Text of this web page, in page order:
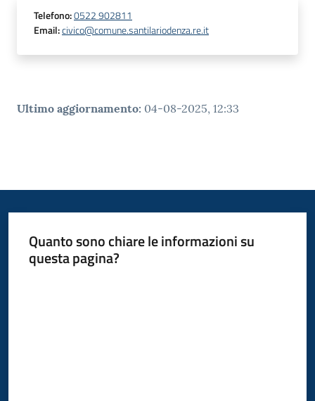
Telefono:0522 902811
Email:civico@comune.santilariodenza.re.it
Ultimo aggiornamento: 04-08-2025, 12:33
Quanto sono chiare le informazioni su
questa pagina?